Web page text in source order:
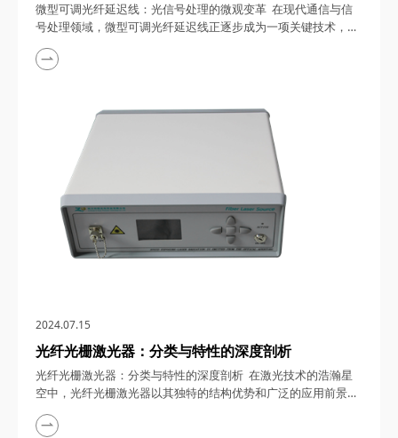
微型可调光纤延迟线：光信号处理的微观变革 在现代通信与信
号处理领域，微型可调光纤延迟线正逐步成为一项关键技术，以
其高精度、高速切换和宽频带工作的特性，引领着光信号处理的
微观革命。本文将深入探讨微型可调光纤延迟线的定义、工作原
调整光信号传输延迟时间的微型...
2024.07.15
光纤光栅激光器：分类与特性的深度剖析
光纤光栅激光器：分类与特性的深度剖析 在激光技术的浩瀚星
空中，光纤光栅激光器以其独特的结构优势和广泛的应用前景，
成为了众多科研人员和技术专家关注的焦点。本文将带您走进光
纤光栅激光器的多彩世界，详细分析其主要分类及各自独特的特